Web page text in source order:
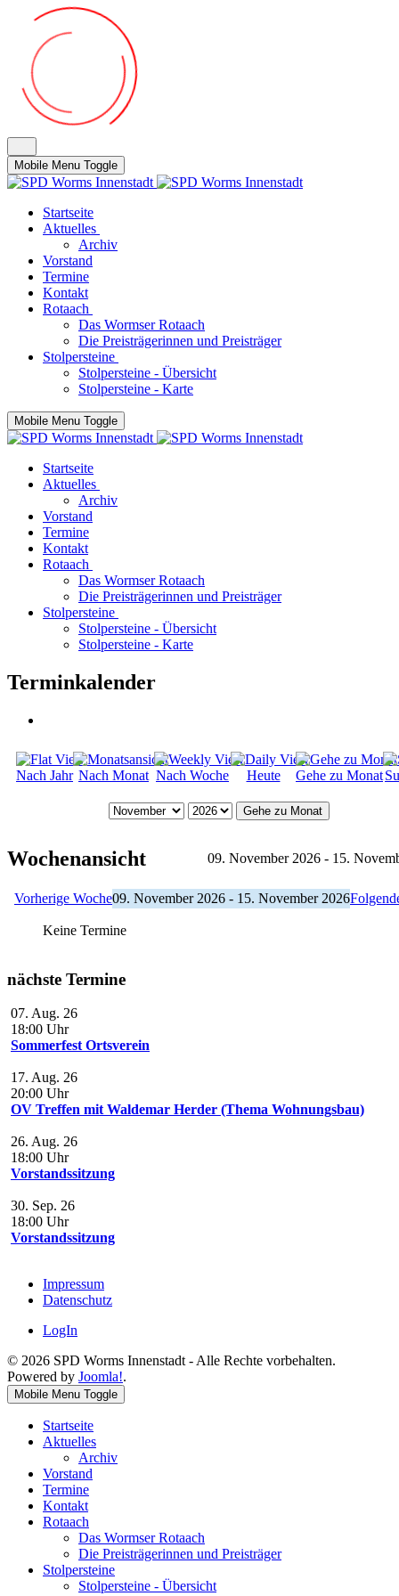
Mobile Menu Toggle
Startseite
Aktuelles
Archiv
Vorstand
Termine
Kontakt
Rotaach
Das Wormser Rotaach
Die Preisträgerinnen und Preisträger
Stolpersteine
Stolpersteine - Übersicht
Stolpersteine - Karte
Mobile Menu Toggle
Startseite
Aktuelles
Archiv
Vorstand
Termine
Kontakt
Rotaach
Das Wormser Rotaach
Die Preisträgerinnen und Preisträger
Stolpersteine
Stolpersteine - Übersicht
Stolpersteine - Karte
Terminkalender
Nach Jahr Nach Monat Nach Woche Heute Gehe zu Monat
Gehe zu Monat
Wochenansicht 09. November 2026 - 15.
Vorherige Woche09. November 2026 - 15. November 2026
Keine Termine
nächste Termine
07. Aug. 26
18:00 Uhr
Sommerfest Ortsverein
17. Aug. 26
20:00 Uhr
OV Treffen mit Waldemar Herder (Thema Wohnungsbau)
26. Aug. 26
18:00 Uhr
Vorstandssitzung
30. Sep. 26
18:00 Uhr
Vorstandssitzung
Impressum
Datenschutz
LogIn
© 2026 SPD Worms Innenstadt - Alle Rechte vorbehalten.
Powered by Joomla!.
Mobile Menu Toggle
Startseite
Aktuelles
Archiv
Vorstand
Termine
Kontakt
Rotaach
Das Wormser Rotaach
Die Preisträgerinnen und Preisträger
Stolpersteine
Stolpersteine - Übersicht